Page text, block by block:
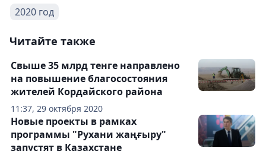
2020 год
Читайте также
11:37, 29 октября 2020
Свыше 35 млрд тенге направлено
на повышение благосостояния
жителей Кордайского района
Новые проекты в рамках
программы "Рухани жаңғыру"
запустят в Казахстане